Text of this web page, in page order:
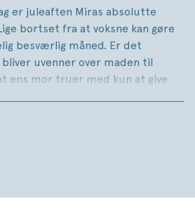
er juleaften Miras absolutte
bortset fra at voksne kan gøre
besværlig måned. Er det
uvenner over maden til
ens mor truer med kun at give
værste er, når man skal vælge
begge vil holde jul med en.